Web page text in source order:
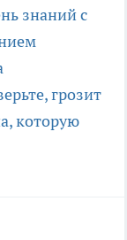
знаний с
грозит
которую